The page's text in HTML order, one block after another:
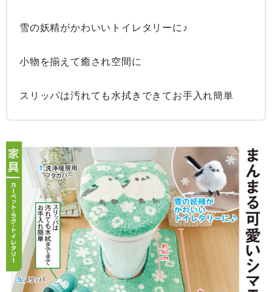
雪の妖精がかわいいトイレタリーに♪
小物を揃えて癒され空間に
スリッパは汚れても水拭きできてお手入れ簡単